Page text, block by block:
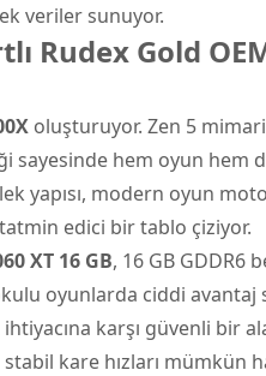
veriler sunuyor.
Rudex Gold
oluşturuyor. Zen 5
sayesinde hem oyun hem
yapısı, modern oyun
edici bir tablo çiziyor.
XT 16 GB, 16 GB GDDR6
oyunlarda ciddi avantaj
karşı güvenli bir
kare hızları mümkün